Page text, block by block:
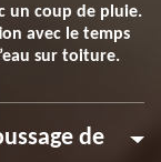
un coup de pluie.
avec le temps
sur toiture.
de